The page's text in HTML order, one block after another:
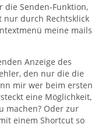
die Senden-Funktion,
nur durch Rechtsklick
meine mails
Anzeige des
den nur die die
mir wer beim ersten
eine Möglichkeit,
machen? Oder zur
einem Shortcut so